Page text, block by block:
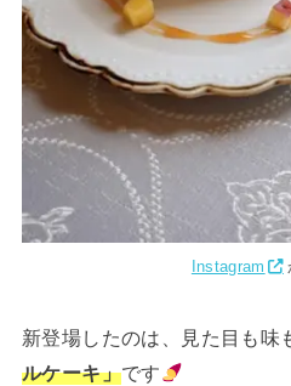
Instagram
新登場したのは、見た目も味
ルケーキ」です